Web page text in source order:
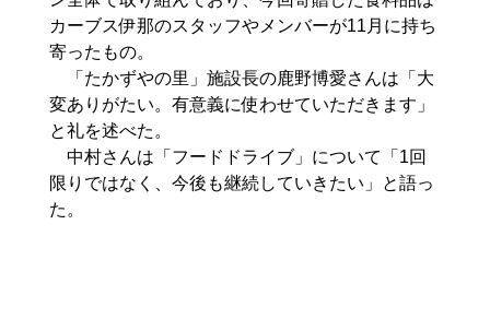
カーブス伊那のスタッフやメンバーが11月に持ち
寄ったもの。
「たかずやの里」施設長の鹿野博愛さんは「大
変ありがたい。有意義に使わせていただきます」
と礼を述べた。
中村さんは「フードドライブ」について「1回
限りではなく、今後も継続していきたい」と語っ
た。